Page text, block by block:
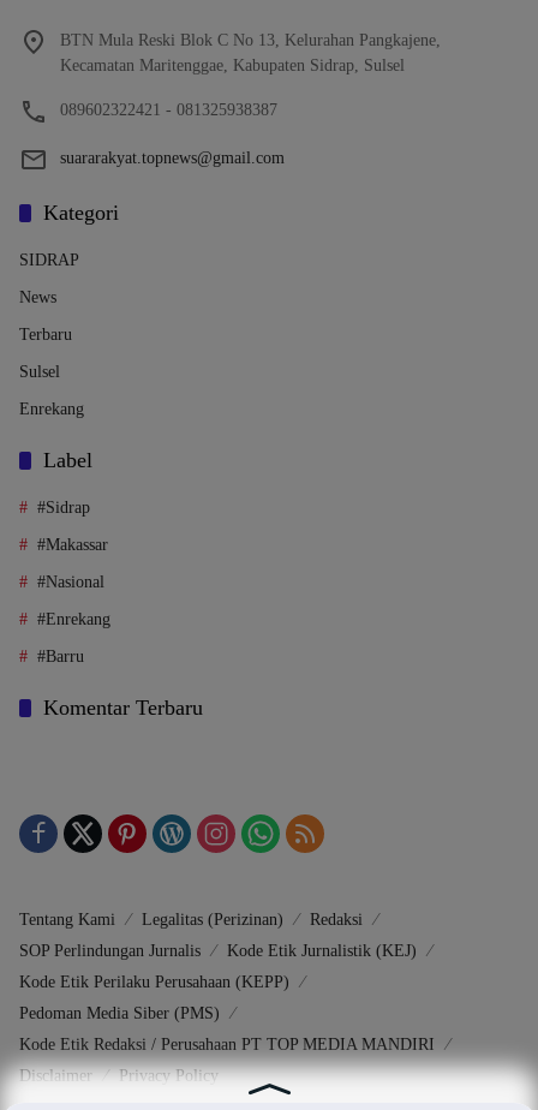
BTN Mula Reski Blok C No 13, Kelurahan Pangkajene,
Kecamatan Maritenggae, Kabupaten Sidrap, Sulsel
089602322421 - 081325938387
suararakyat.topnews@gmail.com
Kategori
SIDRAP
News
Terbaru
Sulsel
Enrekang
Label
#Sidrap
#Makassar
#Nasional
#Enrekang
#Barru
Komentar Terbaru
Tentang Kami Legalitas (Perizinan)
Redaksi
SOP Perlindungan Jurnalis
Kode Etik Jurnalistik (KEJ)
Kode Etik Perilaku Perusahaan (KEPP)
Pedoman Media Siber (PMS)
Kode Etik Redaksi / Perusahaan PT TOP MEDIA MANDIRI
Disclaimer
Privacy Policy